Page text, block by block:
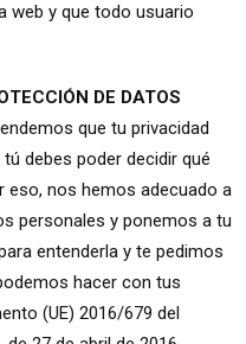
web y que todo usuario
DE DATOS
que tu privacidad
debes poder decidir qué
eso, nos hemos adecuado a
personales y ponemos a tu
entenderla y te pedimos
hacer con tus
(UE) 2016/679 del